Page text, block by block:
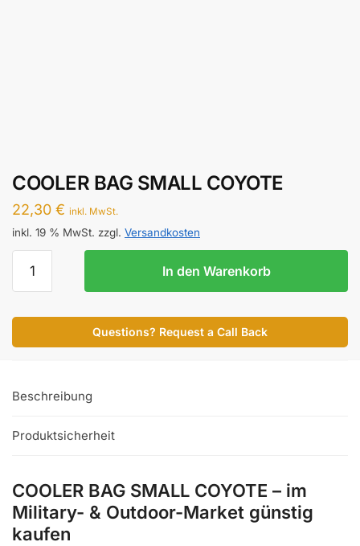
COOLER BAG SMALL COYOTE
22,30 € inkl. MwSt.
inkl. 19 % MwSt. zzgl. Versandkosten
BAG
COYOTE
In den Warenkorb
Questions? Request a Call Back
Beschreibung
Produktsicherheit
COOLER BAG SMALL COYOTE – im
Military- & Outdoor-Market günstig
kaufen